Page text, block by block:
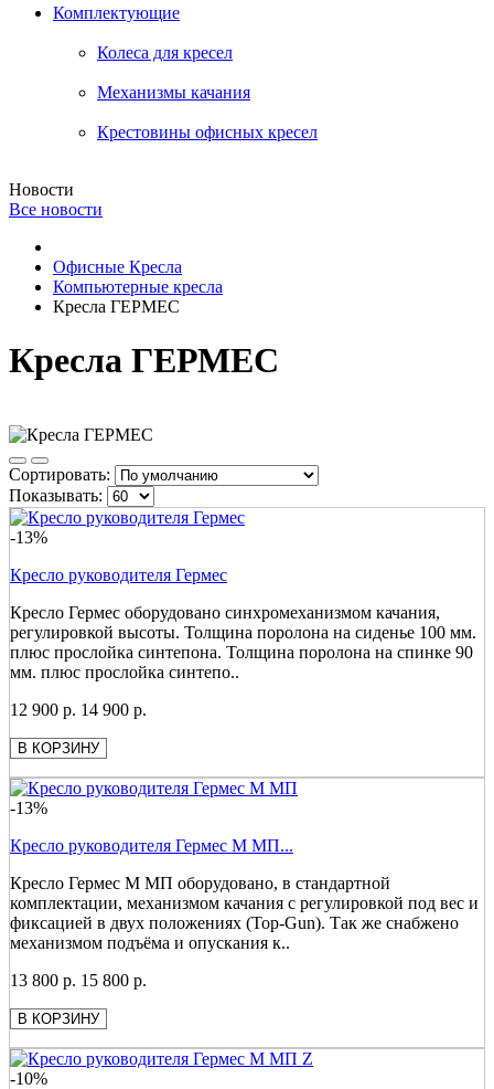
Комплектующие
Колеса для кресел
Механизмы качания
Крестовины офисных кресел
Новости
Все новости
Офисные Кресла
Компьютерные кресла
Кресла ГЕРМЕС
Кресла ГЕРМЕС
Сортировать:
Показывать:
-13%
Кресло руководителя Гермес
Кресло Гермес оборудовано синхромеханизмом качания,
регулировкой высоты. Толщина поролона на сиденье 100 мм.
плюс прослойка синтепона. Толщина поролона на спинке 90
мм. плюс прослойка синтепо..
12 900 р. 14 900 р.
В КОРЗИНУ
-13%
Кресло руководителя Гермес М МП...
Кресло Гермес М МП оборудовано, в стандартной
комплектации, механизмом качания с регулировкой под вес и
фиксацией в двух положениях (Top-Gun). Так же снабжено
механизмом подъёма и опускания к..
13 800 р. 15 800 р.
В КОРЗИНУ
-10%